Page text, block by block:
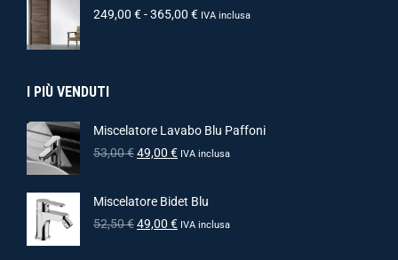
249,00 €-365,00 € IVA inclusa
I PIÙ VENDUTI
Miscelatore Lavabo Blu Paffoni
53,00€49,00 € IVA inclusa
Miscelatore Bidet Blu
52,50€49,00 € IVA inclusa